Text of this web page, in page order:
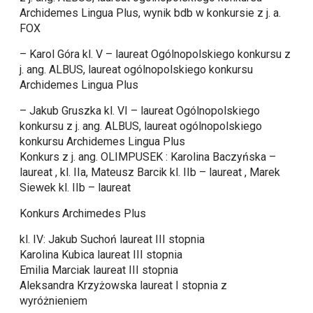
Archidemes Lingua Plus, wynik bdb w konkursie z j. a.
FOX
– Karol Góra kl. V – laureat Ogólnopolskiego konkursu z
j. ang. ALBUS, laureat ogólnopolskiego konkursu
Archidemes Lingua Plus
– Jakub Gruszka kl. VI – laureat Ogólnopolskiego
konkursu z j. ang. ALBUS, laureat ogólnopolskiego
konkursu Archidemes Lingua Plus
Konkurs z j. ang. OLIMPUSEK : Karolina Baczyńska –
laureat , kl. IIa, Mateusz Barcik kl. IIb – laureat , Marek
Siewek kl. IIb – laureat
Konkurs Archimedes Plus
kl. IV: Jakub Suchoń laureat III stopnia
Karolina Kubica laureat III stopnia
Emilia Marciak laureat III stopnia
Aleksandra Krzyżowska laureat I stopnia z
wyróżnieniem